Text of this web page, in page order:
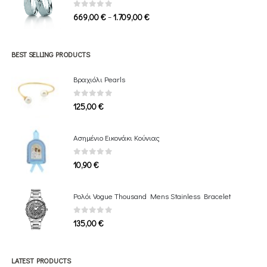
0 out of 5
669,00€–1.709,00€Price
BEST SELLING PRODUCTS
Βραχιόλι Pearls
0out of 5
125,00€
Ασημένιο Εικονάκι Κούνιας
0out of 5
10,90€
Ρολόι Vogue Thousand Mens Stainless Bracelet
0out of 5
135,00€
LATEST PRODUCTS